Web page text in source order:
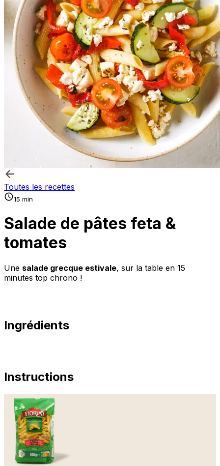
Toutes les recettes
15 min
Salade de pâtes feta &
tomates
Une salade grecque estivale, sur la table en 15
minutes top chrono !
Ingrédients
Instructions